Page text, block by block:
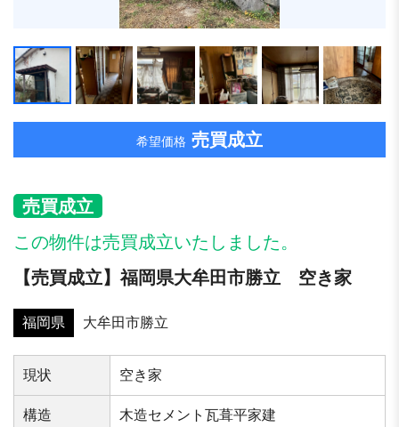
希望価格 売買成立
売買成立
この物件は売買成立いたしました。
【売買成立】福岡県大牟田市勝立 空き家
福岡県 大牟田市勝立
現状 空き家
構造 木造セメント瓦葺平家建